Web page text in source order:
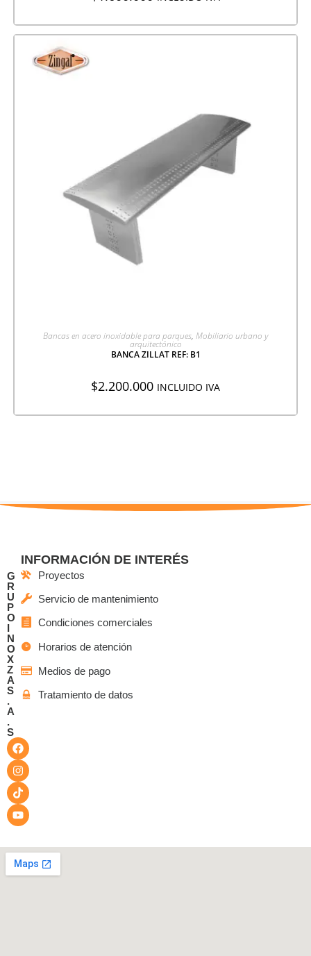
AGREGAR A COTIZACIÓN
Bancas en acero inoxidable para parques, Mobiliario urbano y
arquitectónico
BANCA ZILLAT REF: B1
$2.200.000 INCLUIDO IVA
G
R
U
P
O
I
N
O
X
Z
A
S
.
A
.
S
INFORMACIÓN DE INTERÉS
Proyectos
Servicio de mantenimiento
Condiciones comerciales
Horarios de atención
Medios de pago
Tratamiento de datos